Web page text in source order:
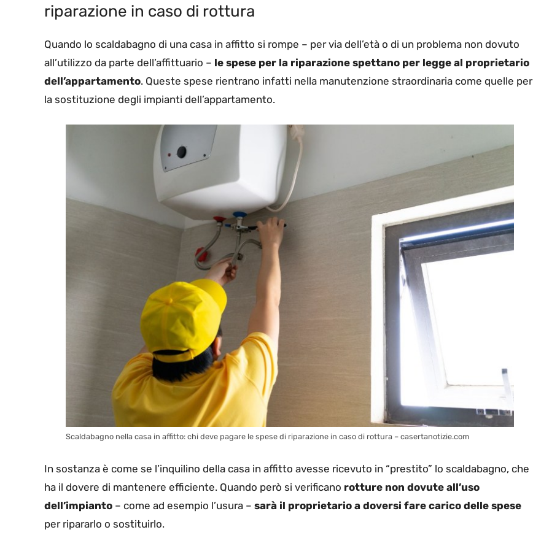
riparazione in caso di rottura
Quando lo scaldabagno di una casa in affitto si rompe – per via dell’età o di un problema non dovuto
all’utilizzo da parte dell’affittuario – le spese per la riparazione spettano per legge al proprietario
dell’appartamento. Queste spese rientrano infatti nella manutenzione straordinaria come quelle per
la sostituzione degli impianti dell’appartamento.
Scaldabagno nella casa in affitto: chi deve pagare le spese di riparazione in caso di rottura – casertanotizie.com
In sostanza è come se l’inquilino della casa in affitto avesse ricevuto in “prestito” lo scaldabagno, che
ha il dovere di mantenere efficiente. Quando però si verificano rotture non dovute all’uso
dell’impianto – come ad esempio l’usura – sarà il proprietario a doversi fare carico delle spese
per ripararlo o sostituirlo.